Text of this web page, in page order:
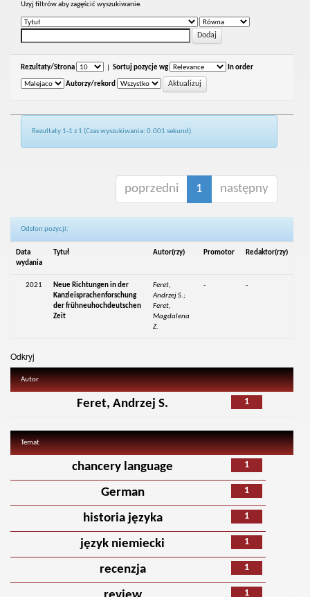
Uzyj filtrów aby zagęścić wyszukiwanie.
Rezultaty/Strona Sortuj pozycje wg In order
Autorzy/rekord
Rezultaty 1-1 z 1 (Czas wyszukiwania: 0.001 sekund).
poprzedni 1 następny
Odsłon pozycji:
Data
wydania
Tytuł Autor(rzy) Promotor Redaktor(rzy)
2021
Neue Richtungen in der
Kanzleisprachenforschung
der frühneuhochdeutschen
Zeit
Feret,
Andrzej S.;
Feret,
Magdalena
Z.
- -
Odkryj
Autor
1
Feret, Andrzej S.
Temat
1
chancery language
1
German
1
historia języka
1
język niemiecki
1
recenzja
1